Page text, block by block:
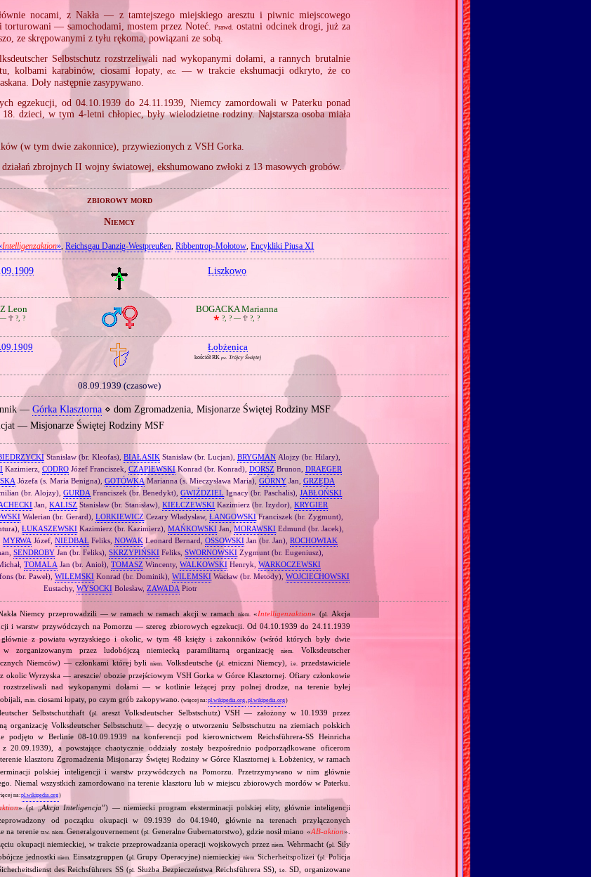
nocami, z Nakła — z tamtejszego miejskiego aresztu i piwnic miejscowego
— samochodami, mostem przez Noteć. Prawd. ostatni odcinek drogi, już za
ze skrępowanymi z tyłu rękoma, powiązani ze sobą.
Selbstschutz rozstrzeliwali nad wykopanymi dołami, a rannych brutalnie
kolbami karabinów, ciosami łopaty, etc.
— w trakcie ekshumacji odkryto, że co
Doły następnie zasypywano.
egzekucji, od 04.10.1939 do 24.11.1939, Niemcy zamordowali w Paterku ponad
dzieci, w tym 4‐letni chłopiec, były wielodzietne rodziny. Najstarsza osoba miała
(w tym dwie zakonnice), przywiezionych z VSH Gorka.
zbrojnych II wojny światowej, ekshumowano zwłoki z 13 masowych grobów.
zbiorowy mord
Niemcy
Intelligenzaktion»,Reichsgau Danzig‐Westpreußen,Ribbentrop‐Mołotow,Encykliki Piusa XI
Liszkowo
Leon
— 🕆?, ?
BOGACKA Marianna
🞲 ?, ? —🕆 ?, ?
Łobżenica
kościół RK pw. Trójcy Świętej
08.09.1939 (czasowe)
— Górka Klasztorna⋄ dom Zgromadzenia, Misjonarze Świętej Rodziny MSF
— Misjonarze Świętej Rodziny MSF
Stanisław (br. Kleofas), BIAŁASIKStanisław (br. Lucjan), BRYGMANAlojzy (br. Hilary),
Kazimierz, CODROJózef Franciszek, CZAPIEWSKIKonrad (br. Konrad), DORSZ Brunon, DRAEGER
Józefa (s. Maria Benigna), GOTÓWKAMarianna (s. Mieczysława Maria), GÓRNYJan, GRZĘDA
(br. Alojzy),GURDA Franciszek (br. Benedykt),GWIŹDZIEL Ignacy (br. Paschalis),JABŁOŃSKI
Jan,KALISZ Stanisław (br. Stanisław),KIEŁCZEWSKI Kazimierz (br. Izydor),KRYGIER
Walerian (br. Gerard),LORKIEWICZ Cezary Władysław,ŁANGOWSKIFranciszek (br. Zygmunt),
ŁUKASZEWSKI Kazimierz (br. Kazimierz),MAŃKOWSKI Jan,MORAWSKI Edmund (br. Jacek),
MYRWA Józef, NIEDBAŁ Feliks, NOWAKLeonard Bernard, OSSOWSKIJan (br. Jan), ROCHOWIAK
SENDROBY Jan (br. Feliks),SKRZYPIŃSKI Feliks,SWORNOWSKI Zygmunt (br. Eugeniusz),
TOMALA Jan (br. Anioł), TOMASZ Wincenty, WALKOWSKIHenryk, WARKOCZEWSKI
(br. Paweł),WILEMSKI Konrad (br. Dominik),WILEMSKI Wacław (br. Metody),WOJCIECHOWSKI
Eustachy, WYSOCKI Bolesław, ZAWADA Piotr
Niemcy przeprowadzili — w ramach w ramach akcji w ramach niem.«Intelligenzaktion» (pl. Akcja
i warstw przywódczych na Pomorzu — szereg zbiorowych egzekucji. Od 04.10.1939 do 24.11.1939
głównie z powiatu wyrzyskiego i okolic, w tym 48 księży i zakonników (wśród których były dwie
w zorganizowanym przez ludobójczą niemiecką paramilitarną organizacjęniem.
Volksdeutscher
Niemców) — członkami której byliniem. Volksdeutsche (pl. etniczni Niemcy), i.e.przedstawiciele
okolic Wyrzyska — areszcie/ obozie przejściowym VSH Gorka w Górce Klasztornej. Ofiary członkowie
rozstrzeliwali nad wykopanymi dołami — w kotlinie leżącej przy polnej drodze, na terenie byłej
m.in. ciosami łopaty, po czym grób zakopywano. (więcej na:pl.wikipedia.org,pl.wikipedia.org)
Selbstschutzhaft (pl.areszt Volksdeutscher Selbstschutz) VSH — założony w 10.1939 przez
organizację Volksdeutscher Selbstschutz — decyzję o utworzeniu Selbstschutzu na ziemiach polskich
podjęto w Berlinie 08‐10.09.1939 na konferencji pod kierownictwem Reichsführera‐SS Heinricha
20.09.1939), a powstające chaotycznie oddziały zostały bezpośrednio podporządkowane oficerom
klasztoru Zgromadzenia Misjonarzy Świętej Rodziny w Górce Klasztornej k.Łobżenicy, w ramach
polskiej inteligencji i warstw przywódczych na Pomorzu. Przetrzymywano w nim głównie
Niemal wszystkich zamordowano na terenie klasztoru lub w miejscu zbiorowych mordów w Paterku.
na:pl.wikipedia.org)
» (pl.„Akcja Inteligencja”) — niemiecki program eksterminacji polskiej elity, głównie inteligencji
od początku okupacji w 09.1939 do 04.1940, głównie na terenach przyłączonych
na terenie tzw. niem. Generalgouvernement (pl. Generalne Gubernatorstwo), gdzie nosił miano «AB‐aktion».
okupacji niemieckiej, w trakcie przeprowadzania operacji wojskowych przezniem. Wehrmacht (pl.Siły
jednostkiniem. Einsatzgruppen (pl.Grupy Operacyjne) niemieckiejniem.Sicherheitspolizei (pl.Policja
des Reichsführers SS (pl.Służba Bezpieczeństwa Reichsführera SS),i.e. SD, organizowane